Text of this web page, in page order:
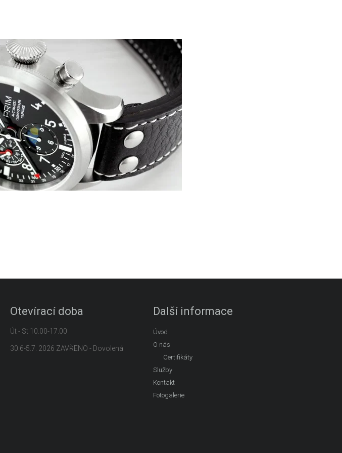
Otevírací doba
Út - St 10.00-17.00
30.6-5.7. 2026 ZAVŘENO - Dovolená
Další informace
Úvod
O nás
Certifikáty
Služby
Kontakt
Fotogalerie